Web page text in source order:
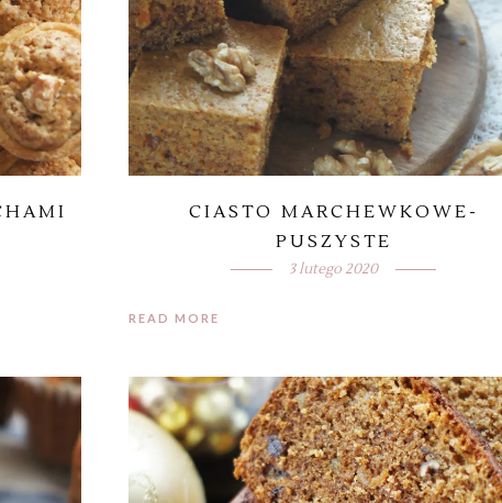
CIASTO MARCHEWKOWE-
PUSZYSTE
3 lutego 2020
READ MORE